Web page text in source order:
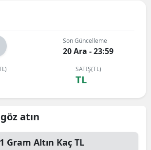
Son Güncelleme
20 Ara - 23:59
SATIŞ(TL)
TL
atın
1 Gram Altın Kaç TL